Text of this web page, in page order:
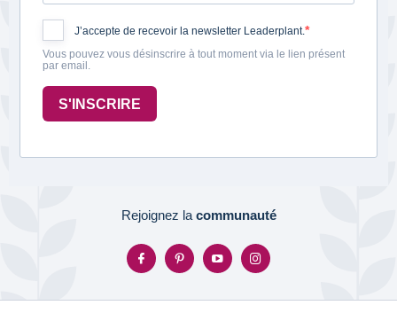
J’accepte de recevoir la newsletter Leaderplant.
Vous pouvez vous désinscrire à tout moment via le lien présent
par email.
S'INSCRIRE
Rejoignez la communauté